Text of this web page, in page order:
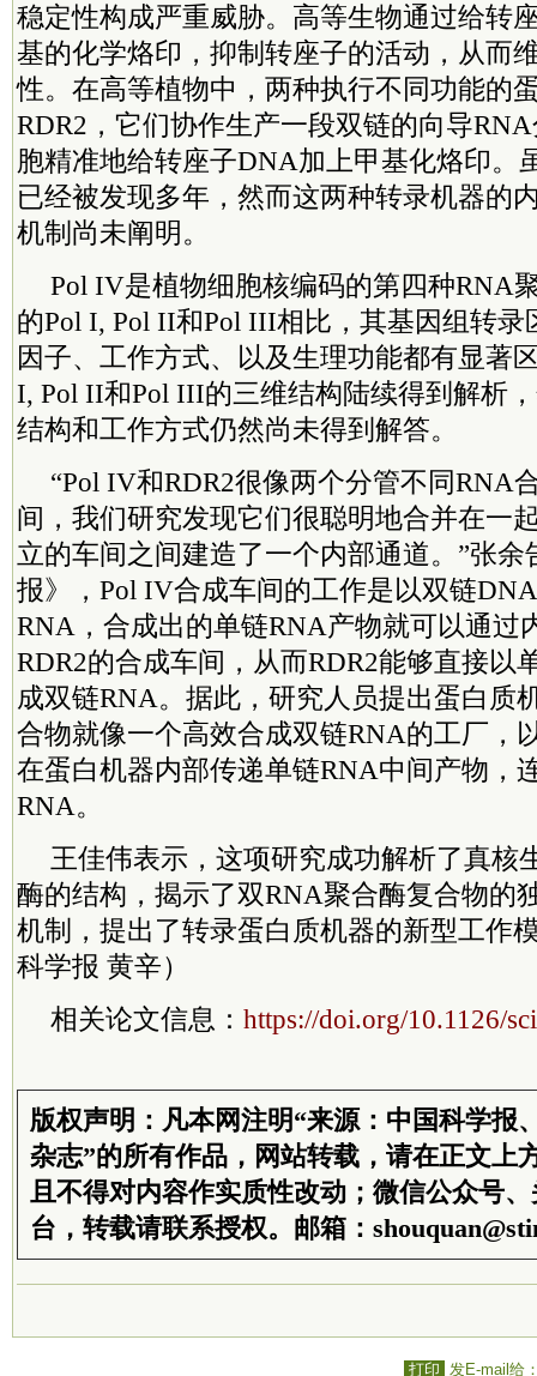
稳定性构成严重威胁。高等生物通过给转
基的化学烙印，抑制转座子的活动，从而
性。在高等植物中，两种执行不同功能的
RDR2，它们协作生产一段双链的向导
胞精准地给转座子DNA加上甲基化烙印。
已经被发现多年，然而这两种转录机器的
机制尚未阐明。
Pol IV是植物细胞核编码的第四种RNA
的Pol I, Pol II和Pol III相比，其基因组转录
因子、工作方式、以及生理功能都有显著
I, Pol II和Pol III的三维结构陆续得到解析
结构和工作方式仍然尚未得到解答。
“Pol IV和RDR2很像两个分管不同RNA
间，我们研究发现它们很聪明地合并在一
立的车间之间建造了一个内部通道。”张余
报》，Pol IV合成车间的工作是以双链
RNA，合成出的单链RNA产物就可以通过
RDR2的合成车间，从而RDR2能够直接以
成双链RNA。据此，研究人员提出蛋白质
合物就像一个高效合成双链RNA的工厂，
在蛋白机器内部传递单链RNA中间产物，
RNA。
王佳伟表示，这项研究成功解析了真核
酶的结构，揭示了双RNA聚合酶复合物的
机制，提出了转录蛋白质机器的新型工作
科学报 黄辛）
相关论文信息： https://doi.org/10.1126/
版权声明：凡本网注明“来源：中国科学报
杂志”的所有作品，网站转载，请在正文上
且不得对内容作实质性改动；微信公众号
台，转载请联系授权。邮箱：
打印 发E-mail给